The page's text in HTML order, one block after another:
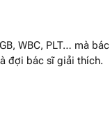
WBC, PLT… mà bác
đợi bác sĩ giải thích.